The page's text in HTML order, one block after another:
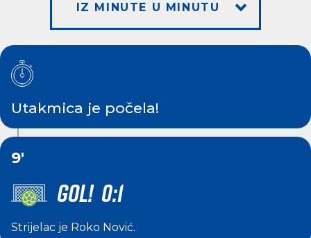
IZ MINUTE U MINUTU
Utakmica je počela!
9'
GOL! 0:1
Strijelac je Roko Nović.